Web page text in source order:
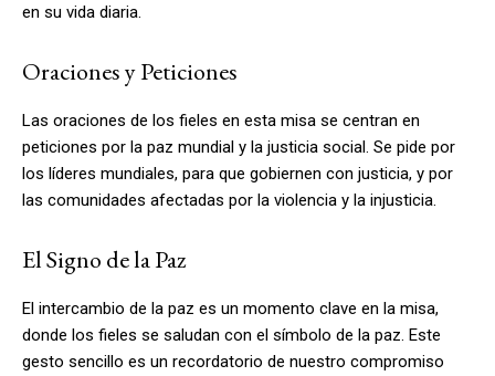
en su vida diaria.
Oraciones y Peticiones
Las oraciones de los fieles en esta misa se centran en
peticiones por la paz mundial y la justicia social. Se pide por
los líderes mundiales, para que gobiernen con justicia, y por
las comunidades afectadas por la violencia y la injusticia.
El Signo de la Paz
El intercambio de la paz es un momento clave en la misa,
donde los fieles se saludan con el símbolo de la paz. Este
gesto sencillo es un recordatorio de nuestro compromiso